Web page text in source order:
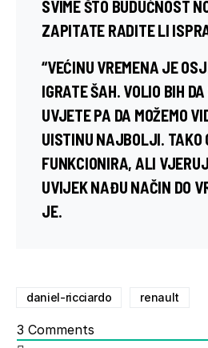
SVIME ŠTO BUDUĆNOST
ZAPITATE RADITE LI
“VEĆINU VREMENA JE
IGRATE ŠAH. VOLIO BIH
UVJETE PA DA MOŽEMO
UISTINU NAJBOLJI. TAKO
FUNKCIONIRA, ALI
UVIJEK NAĐU NAČIN DO
JE.
daniel-ricciardo renault
3 Comments